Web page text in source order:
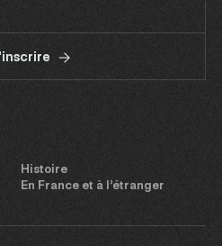
Histoire
En France et à l’étranger